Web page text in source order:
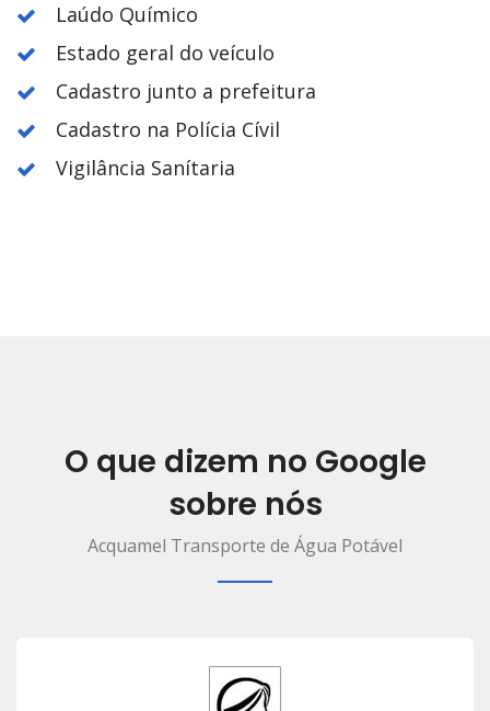
Laúdo Químico
Estado geral do veículo
Cadastro junto a prefeitura
Cadastro na Polícia Cívil
Vigilância Sanítaria
O que dizem no Google
sobre nós
Acquamel Transporte de Água Potável